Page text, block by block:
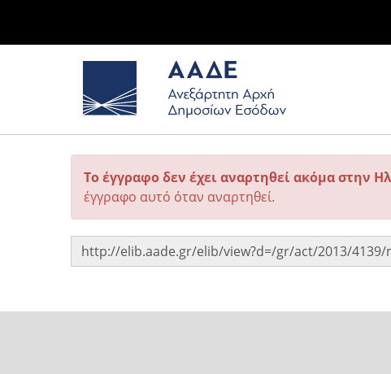
Το έγγραφο δεν έχει αναρτηθεί ακόμα στην
έγγραφο αυτό όταν αναρτηθεί.